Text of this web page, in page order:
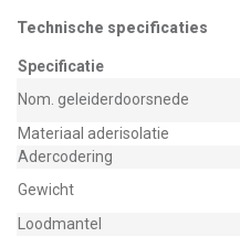
Technische specificaties
Specificatie
Nom. geleiderdoorsnede
Materiaal aderisolatie
Adercodering
Gewicht
Loodmantel